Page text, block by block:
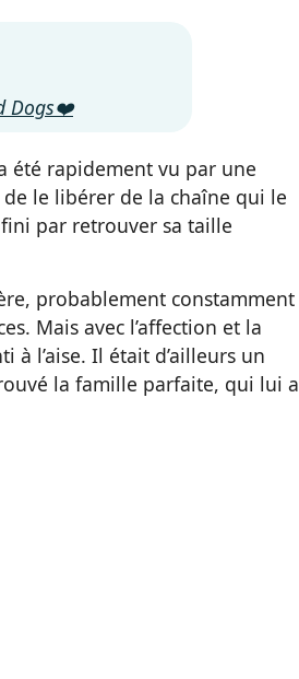
Dogs❤️
été rapidement vu par une
le libérer de la chaîne qui le
par retrouver sa taille
probablement constamment
Mais avec l’affection et la
à l’aise. Il était d’ailleurs un
la famille parfaite, qui lui a